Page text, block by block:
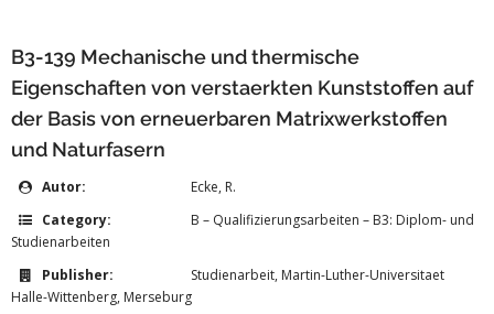
B3-139 Mechanische und thermische
Eigenschaften von verstaerkten Kunststoffen auf
der Basis von erneuerbaren Matrixwerkstoffen
und Naturfasern
Autor:
Ecke, R.
Category:
B – Qualifizierungsarbeiten – B3: Diplom- und
Studienarbeiten
Publisher:
Studienarbeit, Martin-Luther-Universitaet
Halle-Wittenberg, Merseburg